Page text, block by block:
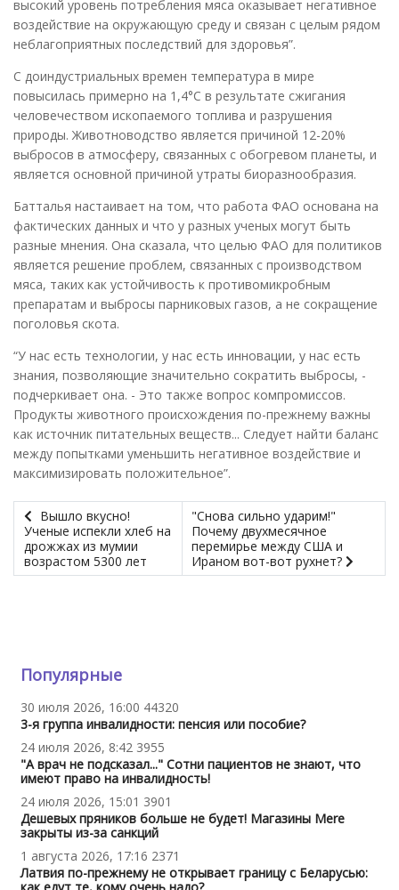
высокий уровень потребления мяса оказывает негативное
воздействие на окружающую среду и связан с целым рядом
неблагоприятных последствий для здоровья”.
С доиндустриальных времен температура в мире
повысилась примерно на 1,4°C в результате сжигания
человечеством ископаемого топлива и разрушения
природы. Животноводство является причиной 12-20%
выбросов в атмосферу, связанных с обогревом планеты, и
является основной причиной утраты биоразнообразия.
Батталья настаивает на том, что работа ФАО основана на
фактических данных и что у разных ученых могут быть
разные мнения. Она сказала, что целью ФАО для политиков
является решение проблем, связанных с производством
мяса, таких как устойчивость к противомикробным
препаратам и выбросы парниковых газов, а не сокращение
поголовья скота.
“У нас есть технологии, у нас есть инновации, у нас есть
знания, позволяющие значительно сократить выбросы, -
подчеркивает она. - Это также вопрос компромиссов.
Продукты животного происхождения по-прежнему важны
как источник питательных веществ... Следует найти баланс
между попытками уменьшить негативное воздействие и
максимизировать положительное”.
Вышло вкусно!
Ученые испекли хлеб на
дрожжах из мумии
возрастом 5300 лет
"Снова сильно ударим!"
Почему двухмесячное
перемирье между США и
Ираном вот-вот рухнет?
Популярные
30 июля 2026, 16:00 44320
3-я группа инвалидности: пенсия или пособие?
24 июля 2026, 8:42 3955
"А врач не подсказал..." Сотни пациентов не знают, что
имеют право на инвалидность!
24 июля 2026, 15:01 3901
Дешевых пряников больше не будет! Магазины Mere
закрыты из-за санкций
1 августа 2026, 17:16 2371
Латвия по-прежнему не открывает границу с Беларусью: